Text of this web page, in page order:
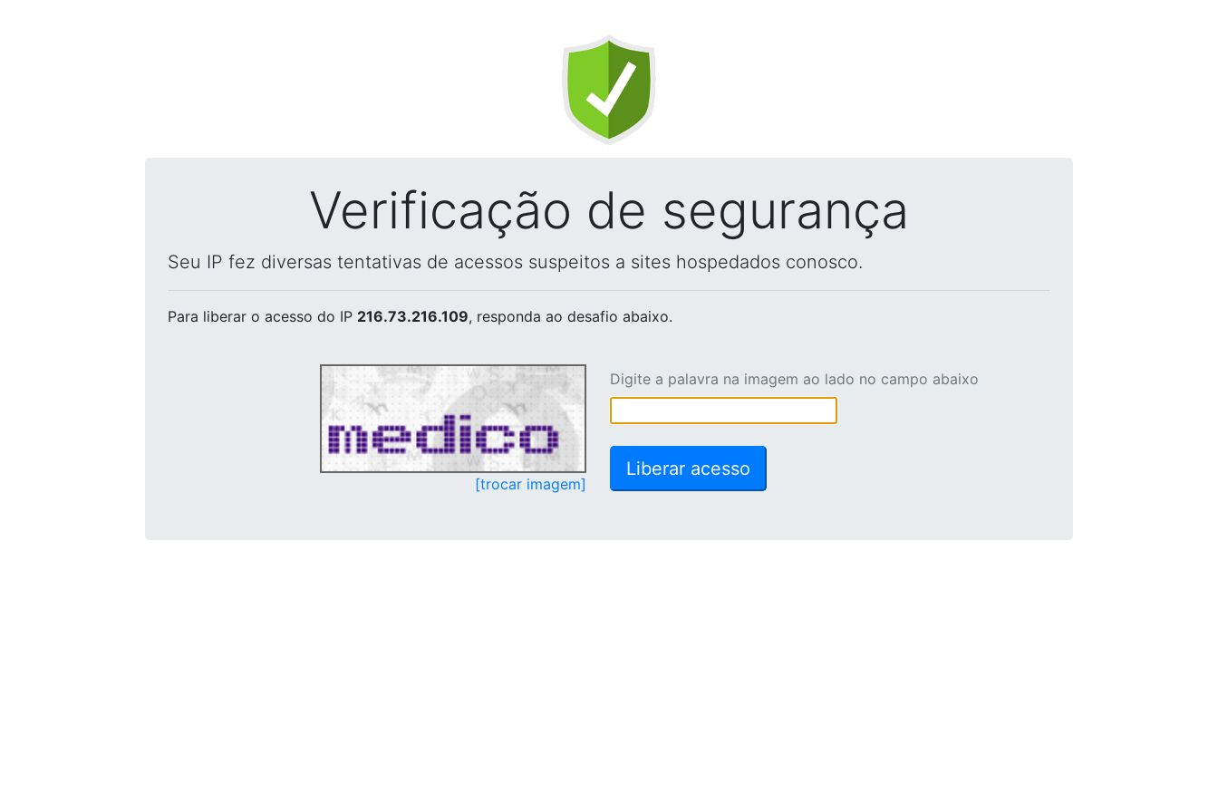
Verificação de segurança
Seu IP fez diversas tentativas de acessos suspeitos a sites hospedados conosco.
Para liberar o acesso do IP 216.73.216.109, responda ao desafio abaixo.
[trocar imagem]
Digite a palavra na imagem ao lado no campo abaixo